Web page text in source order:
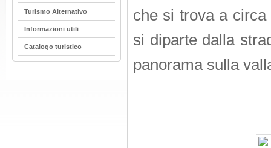
Turismo Alternativo
Informazioni utili
Catalogo turistico
che si trova a
si diparte dalla
panorama sulla